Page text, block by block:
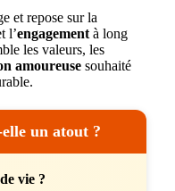
et repose sur la
l’engagement à long
les valeurs, les
amoureuse souhaité
un atout ?
vie ?